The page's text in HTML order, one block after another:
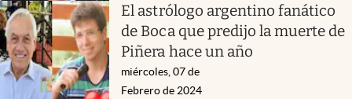
El astrólogo argentino fanático
de Boca que predijo la muerte de
Piñera hace un año
miércoles, 07 de
Febrero de 2024